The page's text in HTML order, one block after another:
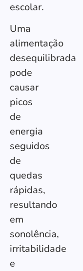
escolar.
Uma
alimentação
desequilibrada
pode
causar
picos
de
energia
seguidos
de
quedas
rápidas,
resultando
em
sonolência,
irritabilidade
e